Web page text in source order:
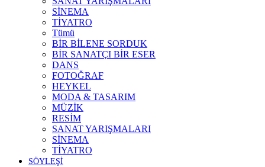
SİNEMA
TİYATRO
Tümü
BİR BİLENE SORDUK
BİR SANATÇI BİR ESER
DANS
FOTOĞRAF
HEYKEL
MODA & TASARIM
MÜZİK
RESİM
SANAT YARIŞMALARI
SİNEMA
TİYATRO
SÖYLEŞİ